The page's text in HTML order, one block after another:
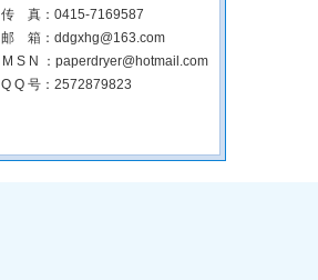
传 真：0415-7169587
邮 箱：ddgxhg@163.com
M S N ：paperdryer@hotmail.com
Q Q 号：2572879823